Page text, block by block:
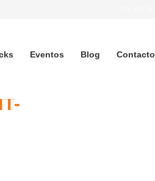
Eventos Blog Contacto